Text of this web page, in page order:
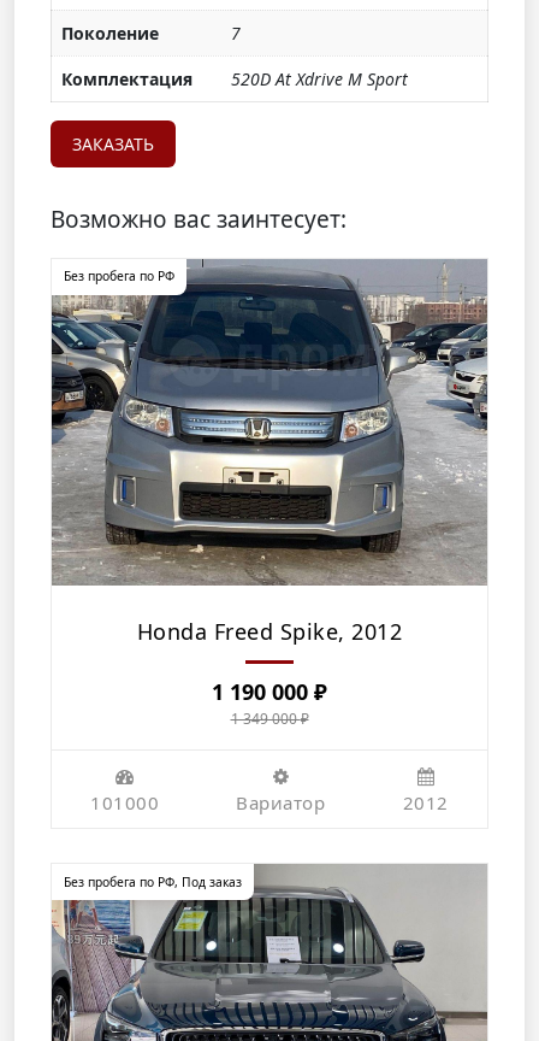
Поколение
7
Комплектация
520D At Xdrive M Sport
ЗАКАЗАТЬ
Возможно вас заинтесует:
Без пробега по РФ
Honda Freed Spike, 2012
1 349 000₽
составляла
000 ₽.
1 190 000 ₽
101000 Вариатор 2012
Без пробега по РФ, Под заказ